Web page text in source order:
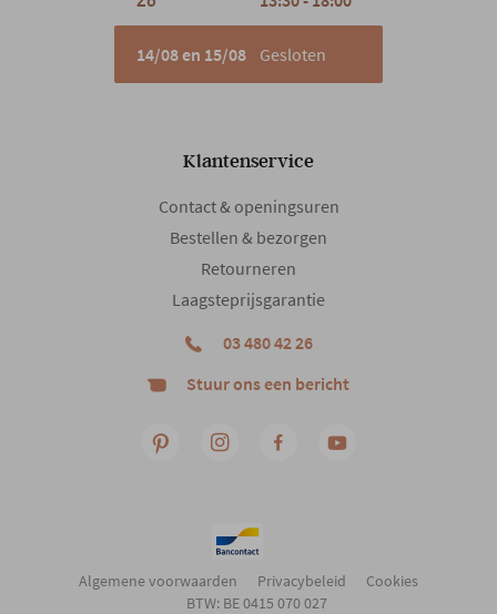
14/08 en 15/08 Gesloten
Klantenservice
Contact & openingsuren
Bestellen & bezorgen
Retourneren
Laagsteprijsgarantie
03 480 42 26
Stuur ons een bericht
Algemene voorwaarden Privacybeleid
Cookies
BTW: BE 0415 070 027